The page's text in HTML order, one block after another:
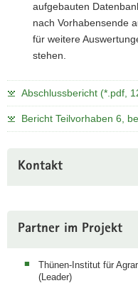
aufgebauten
nach Vorhabensende
für weitere
stehen.
Abschlussbericht (*.pdf,
Bericht Teilvorhaben 6,
Kontakt
Partner im Projekt
Thünen-Institut für
(Leader)